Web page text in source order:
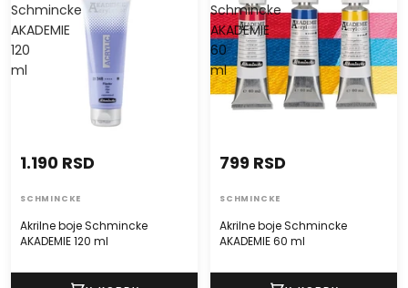
Schmincke
AKADEMIE
120
ml
Akrilne boje Schmincke
AKADEMIE 120 ml
1.190 RSD
SCHMINCKE
Schmincke
AKADEMIE
60
ml
Akrilne boje Schmincke
AKADEMIE 60 ml
799 RSD
SCHMINCKE